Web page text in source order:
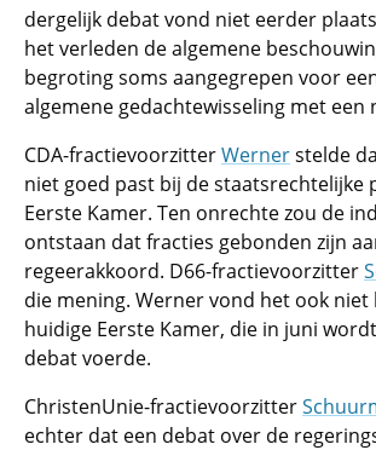
dergelijk debat vond niet eerder
het verleden de algemene
begroting soms aangegrepen voor
algemene gedachtewisseling met een
CDA-fractievoorzitterWernerstelde
niet goed past bij de staatsrechtelijke
Eerste Kamer. Ten onrechte zou de
ontstaan dat fracties gebonden zijn
regeerakkoord. D66-fractievoorzitter
die mening. Werner vond het ook niet
huidige Eerste Kamer, die in juni
debat voerde.
ChristenUnie-fractievoorzitter
echter dat een debat over de